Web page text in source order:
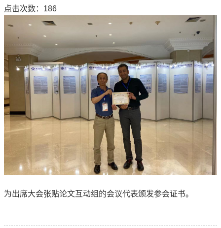
点击次数： 186
为出席大会张贴论文互动组的会议代表颁发参会证书。